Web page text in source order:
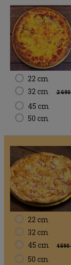
22 cm
32 cm 2
45 cm
50 cm
22 cm
32 cm
45 cm 4
50 cm